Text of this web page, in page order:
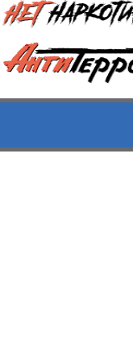
Адрес: